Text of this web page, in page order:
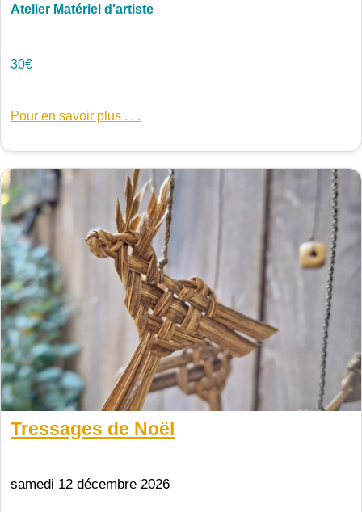
Atelier Matériel d'artiste
30€
Pour en savoir plus . . .
samedi 12 décembre 2026
Tressages de Noël